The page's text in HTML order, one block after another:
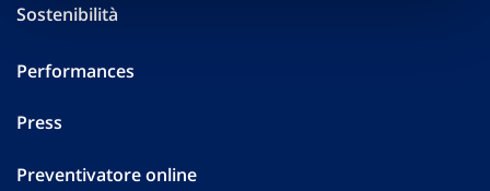
Sostenibilità
Performances
Press
Preventivatore online